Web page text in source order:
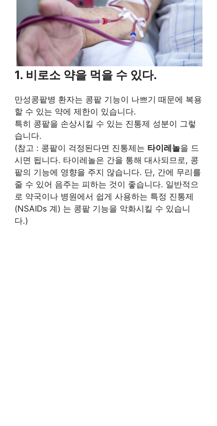
1. 비로소 약을 먹을 수 있다.
만성콩팥병 환자는 콩팥 기능이 나쁘기 때문에 복용
할 수 있는 약에 제한이 있습니다.
특히 콩팥을 손상시킬 수 있는 진통제 성분이 그렇
습니다.
(참고 : 콩팥이 걱정된다면 진통제는 타이레놀을 드
시면 됩니다. 타이레놀은 간을 통해 대사되므로, 콩
팥의 기능에 영향을 주지 않습니다. 단, 간에 무리를
줄 수 있어 음주는 피하는 것이 좋습니다. 일반적으
로 약국이나 병원에서 쉽게 사용하는 특정 진통제
(NSAIDs 계) 는 콩팥 기능을 악화시킬 수 있습니
다.)